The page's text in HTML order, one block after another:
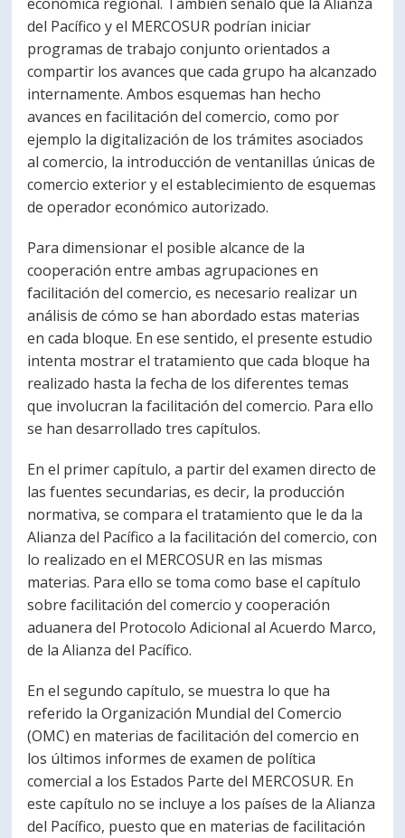
del Pacífico y el MERCOSUR podrían iniciar
programas de trabajo conjunto orientados a
compartir los avances que cada grupo ha alcanzado
internamente. Ambos esquemas han hecho
avances en facilitación del comercio, como por
ejemplo la digitalización de los trámites asociados
al comercio, la introducción de ventanillas únicas de
comercio exterior y el establecimiento de esquemas
de operador económico autorizado.
Para dimensionar el posible alcance de la
cooperación entre ambas agrupaciones en
facilitación del comercio, es necesario realizar un
análisis de cómo se han abordado estas materias
en cada bloque. En ese sentido, el presente estudio
intenta mostrar el tratamiento que cada bloque ha
realizado hasta la fecha de los diferentes temas
que involucran la facilitación del comercio. Para ello
se han desarrollado tres capítulos.
En el primer capítulo, a partir del examen directo de
las fuentes secundarias, es decir, la producción
normativa, se compara el tratamiento que le da la
Alianza del Pacífico a la facilitación del comercio, con
lo realizado en el MERCOSUR en las mismas
materias. Para ello se toma como base el capítulo
sobre facilitación del comercio y cooperación
aduanera del Protocolo Adicional al Acuerdo Marco,
de la Alianza del Pacífico.
En el segundo capítulo, se muestra lo que ha
referido la Organización Mundial del Comercio
(OMC) en materias de facilitación del comercio en
los últimos informes de examen de política
comercial a los Estados Parte del MERCOSUR. En
este capítulo no se incluye a los países de la Alianza
del Pacífico, puesto que en materias de facilitación